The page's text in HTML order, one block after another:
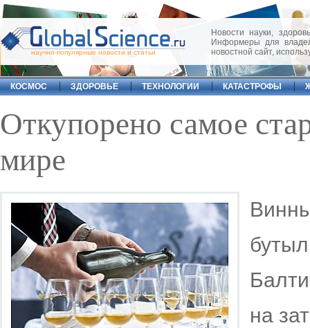
научно-популярные новости и статьи
Новости науки,
Информеры для
новостной сайт,
КОСМОС ЗДОРОВЬЕ ТЕХНОЛОГИИ КАТАСТРОФЫ
Откупорено самое
мире
на